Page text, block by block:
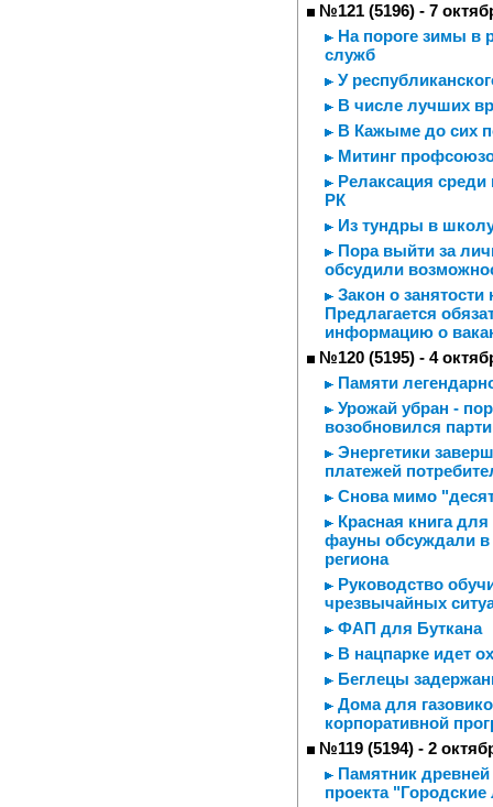
№121 (5196) - 7
На пороге зимы в
служб
У
В числе лучших
В Кажыме до сих
Митинг
Релаксация среди
РК
Из тундры в
Пора выйти за
обсудили
Закон о
Предлагается
информацию о
№120 (5195) - 4
Памяти
Урожай убран -
возобновился
Энергетики
платежей
Снова мимо
Красная книга
фауны обсуждали в
региона
Руководство
чрезвычайных
ФАП для Буткана
В нацпарке идет
Беглецы
Дома для
корпоративной
№119 (5194) - 2
Памятник
проекта